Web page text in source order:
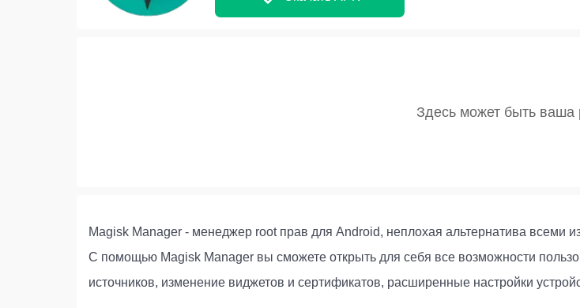
Magisk Manager - менеджер root прав для Android, неплохая альтернатива
С помощью Magisk Manager вы сможете открыть для себя все возможности
источников, изменение виджетов и сертификатов, расширенные настройки